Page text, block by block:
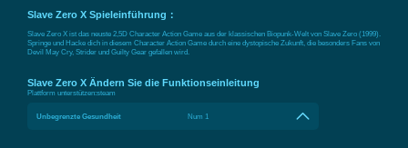
Slave Zero X Spieleinführung：
Slave Zero X ist das neuste 2,5D Character Action Game aus der klassischen Biopunk-Welt von Slave Zero (1999).
Springe und Hacke dich in diesem Character Action Game durch eine dystopische Zukunft, die besonders Fans von
Devil May Cry, Strider und Guilty Gear gefallen wird.
Slave Zero X Ändern Sie die Funktionseinleitung
Plattform unterstützen:steam
Unbegrenzte Gesundheit Num 1